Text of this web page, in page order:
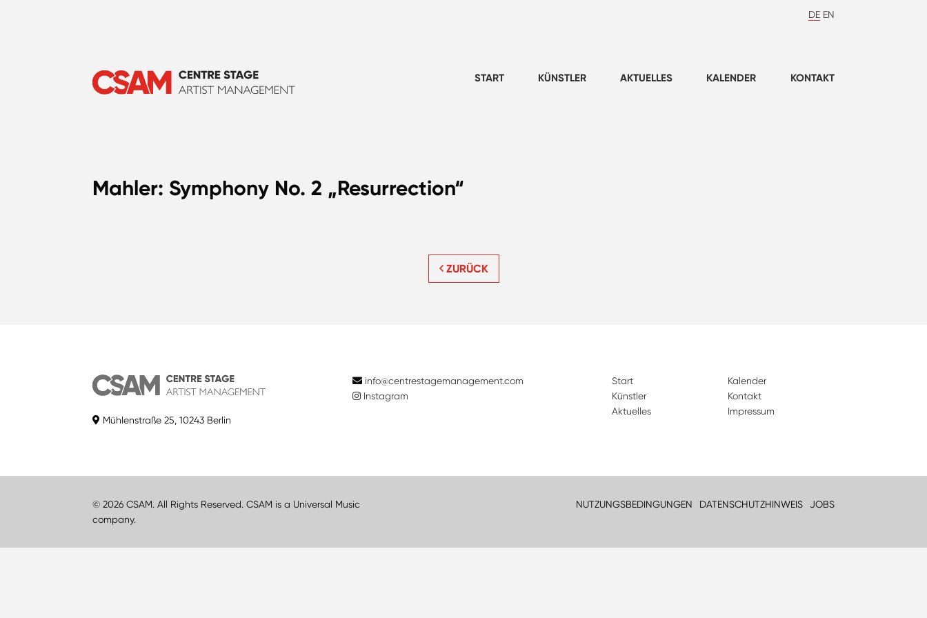
DE EN
START KÜNSTLER AKTUELLES KALENDER KONTAKT
Mahler: Symphony No. 2 „Resurrection“
ZURÜCK
Mühlenstraße 25, 10243 Berlin
info@centrestagemanagement.com
Instagram
Start
Künstler
Aktuelles
Kalender
Kontakt
Impressum
© 2026 CSAM. All Rights Reserved. CSAM is a Universal Music
company.
NUTZUNGSBEDINGUNGEN DATENSCHUTZHINWEIS JOBS